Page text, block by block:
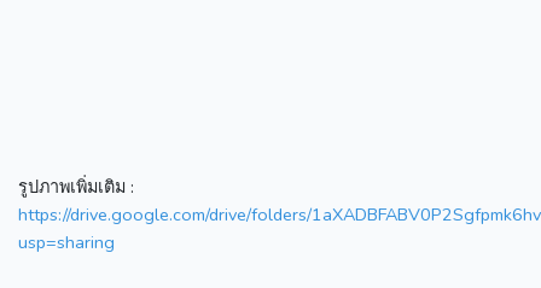
รูปภาพเพิ่มเติม :
https://drive.google.com/drive/folders/
usp=sharing